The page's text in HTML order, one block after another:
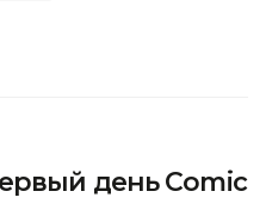
день Comic